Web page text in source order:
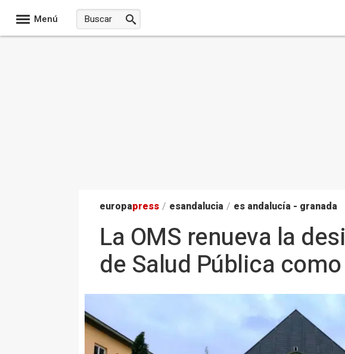
Menú
europapress / esandalucia / es andalucía - granada
La OMS renueva la
de Salud Pública